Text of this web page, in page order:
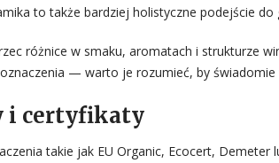
to także bardziej holistyczne podejście
różnice w smaku, aromatach i strukturze
— warto je rozumieć, by świadomie
i certyfikaty
takie jak EU Organic, Ecocert, Demeter